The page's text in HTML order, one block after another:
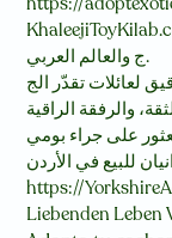
ج والعالم العربي.
لعائلات تقدّر الج
على جراء بومي
https://
Liebenden Leben